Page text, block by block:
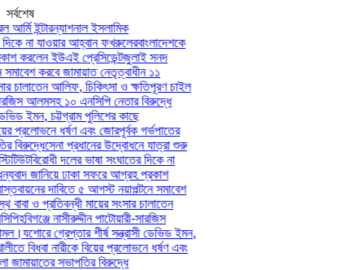
সর্বশেষ
ইন্টারন্যাশনাল ইসলামিক
না যাওয়ার আহ্বান ফখরুলেরবাংলাদেশকে
করলেন ইউএই প্রেসিডেন্টজুলাই সনদ
করবে জামায়াত নেতৃত্বাধীন ১১
আলিফ, চিকিৎসা ও ক্ষতিপূরণ চাইল
আলমসহ ১০ এনসিপি নেতার বিরুদ্ধে
ইমন, চট্টগ্রাম পুলিশের কাছে
প্রলোভনে ধর্ষণ এবং জোরপূর্বক গর্ভপাতের
সেনা প্রধানের উদ্বোধনে যাত্রা শুরু
বিরোধী দলের ভাষা সংঘাতের দিকে না
জানিয়ে ঢাকা সফরে আগ্রহ প্রকাশ
দাবিতে ৫ আগস্ট নয়াপল্টনে সমাবেশ
ও প্রতিবন্ধী মায়ের সংসার চালাতেন
হবিগঞ্জে নাসীরুদ্দীন পাটোয়ারী-সারজিস
যশোরে গ্রেপ্তার শীর্ষ সন্ত্রাসী ডেভিড ইমন,
বিধবা নারীকে বিয়ের প্রলোভনে ধর্ষণ এবং
সভাপতির বিরুদ্ধে